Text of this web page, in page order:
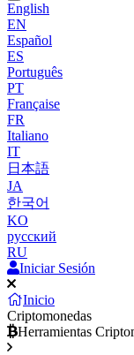
English
EN
Español
ES
Português
PT
Française
FR
Italiano
IT
日本語
JA
한국어
KO
русский
RU
Iniciar Sesión
Inicio
Criptomonedas
Herramientas